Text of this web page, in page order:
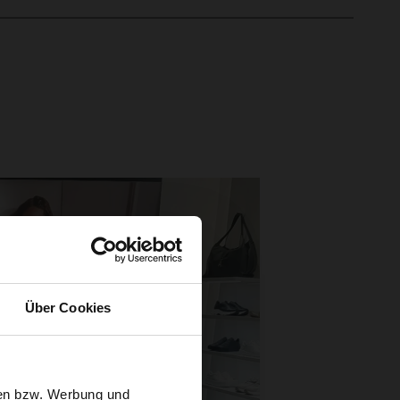
Über Cookies
bzw. Werbung und